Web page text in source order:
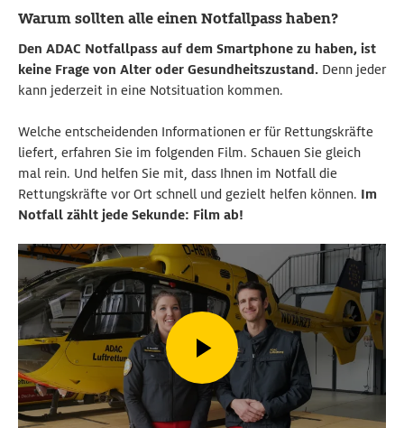
Warum sollten alle einen Notfallpass haben?
Den ADAC Notfallpass auf dem Smartphone zu haben, ist
keine Frage von Alter oder Gesundheitszustand. Denn jeder
kann jederzeit in eine Notsituation kommen.
Welche entscheidenden Informationen er für Rettungskräfte
liefert, erfahren Sie im folgenden Film. Schauen Sie gleich
mal rein. Und helfen Sie mit, dass Ihnen im Notfall die
Rettungskräfte vor Ort schnell und gezielt helfen können. Im
Notfall zählt jede Sekunde: Film ab!